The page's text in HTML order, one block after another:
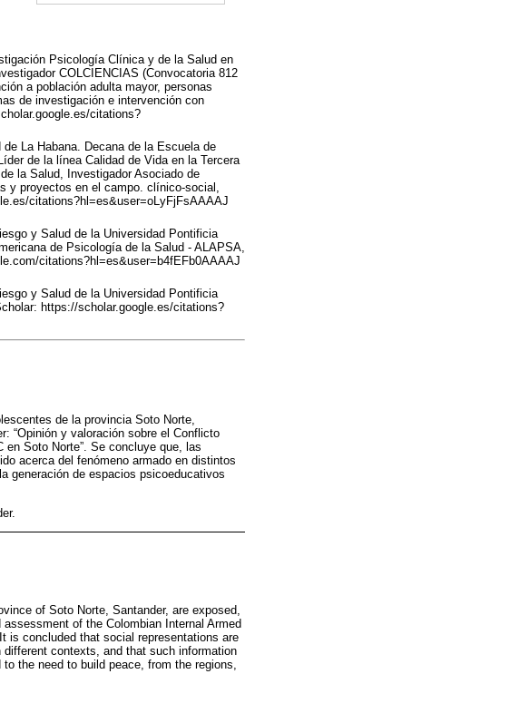
Psicología Clínica y de la Salud en
COLCIENCIAS (Convocatoria 812
a población adulta mayor, personas
de investigación e intervención con
citations?
La Habana. Decana de la Escuela de
de la línea Calidad de Vida en la Tercera
la Salud, Investigador Asociado de
y proyectos en el campo. clínico-social,
citations?hl=es&user=oLyFjFsAAAAJ
y Salud de la Universidad Pontificia
de Psicología de la Salud - ALAPSA,
citations?hl=es&user=b4fEFb0AAAAJ
y Salud de la Universidad Pontificia
https://scholar.google.es/citations?
de la provincia Soto Norte,
“Opinión y valoración sobre el Conflicto
en Soto Norte”. Se concluye que, las
acerca del fenómeno armado en distintos
generación de espacios psicoeducativos
of Soto Norte, Santander, are exposed,
of the Colombian Internal Armed
is concluded that social representations are
contexts, and that such information
the need to build peace, from the regions,